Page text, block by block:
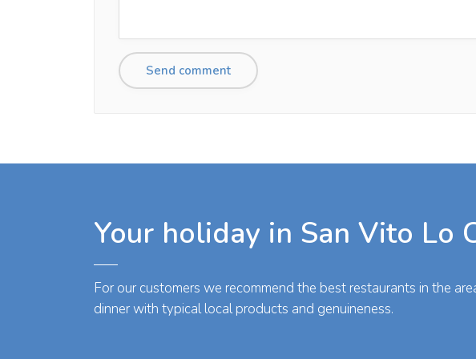
Your holiday in San Vito Lo
For our customers we recommend the best restaurants in the
dinner with typical local products and genuineness.